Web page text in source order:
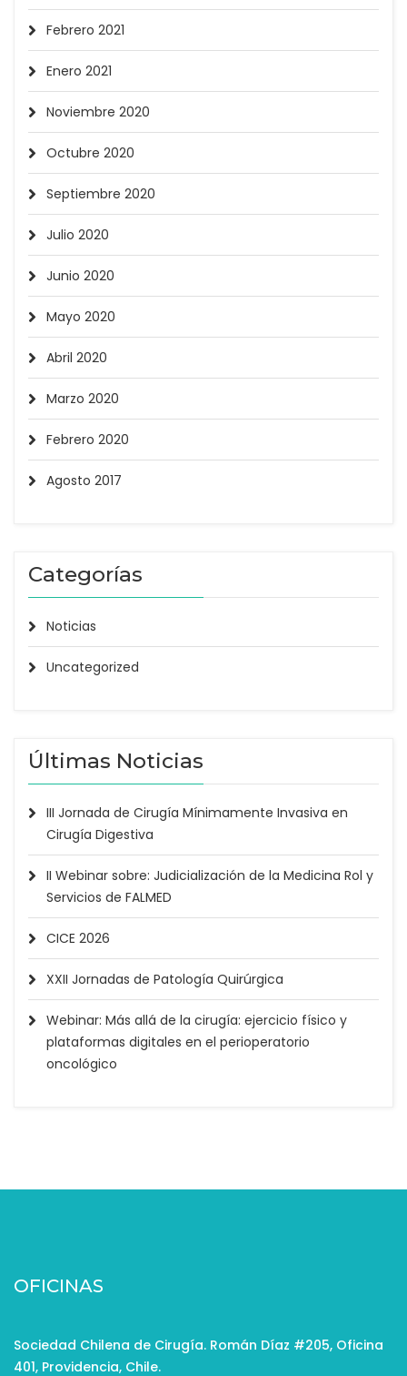
Febrero 2021
Enero 2021
Noviembre 2020
Octubre 2020
Septiembre 2020
Julio 2020
Junio 2020
Mayo 2020
Abril 2020
Marzo 2020
Febrero 2020
Agosto 2017
Categorías
Noticias
Uncategorized
Últimas Noticias
III Jornada de Cirugía Mínimamente Invasiva en
Cirugía Digestiva
II Webinar sobre: Judicialización de la Medicina Rol y
Servicios de FALMED
CICE 2026
XXII Jornadas de Patología Quirúrgica
Webinar: Más allá de la cirugía: ejercicio físico y
plataformas digitales en el perioperatorio
oncológico
OFICINAS
Sociedad Chilena de Cirugía. Román Díaz #205, Oficina
401, Providencia, Chile.